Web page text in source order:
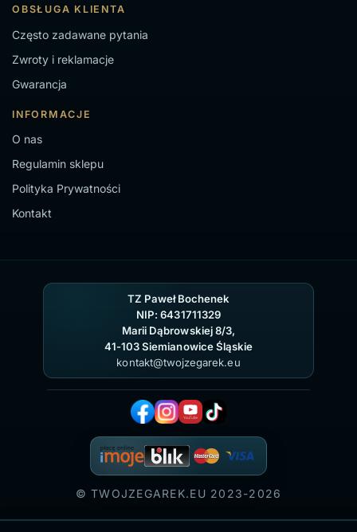
OBSŁUGA KLIENTA
Często zadawane pytania
Zwroty i reklamacje
Gwarancja
INFORMACJE
O nas
Regulamin sklepu
Polityka Prywatności
Kontakt
TZ Paweł Bochenek
NIP: 6431711329
Marii Dąbrowskiej 8/3,
41-103 Siemianowice Śląskie
kontakt@twojzegarek.eu
© TWOJZEGAREK.EU 2023-2026